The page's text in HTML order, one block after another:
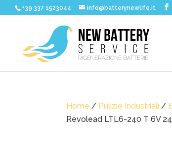
+39 337 1523044 info@batterynewlife.it
Home / Pulizie Industriali /
Revolead LTL6-240 T 6V